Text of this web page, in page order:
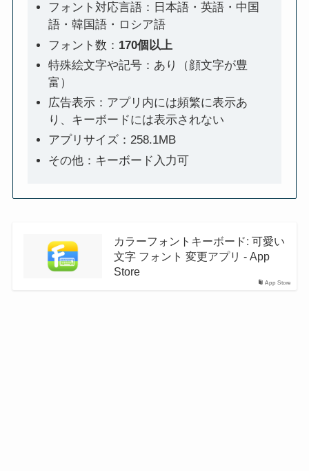
フォント対応言語：日本語・英語・中国
語・韓国語・ロシア語
フォント数： 170個以上
特殊絵文字や記号：あり（顔文字が豊
富）
広告表示：アプリ内には頻繁に表示あ
り、キーボードには表示されない
アプリサイズ：258.1MB
その他：キーボード入力可
App Store
カラーフォントキーボード: 可愛い
文字 フォント 変更アプリ - App
Store